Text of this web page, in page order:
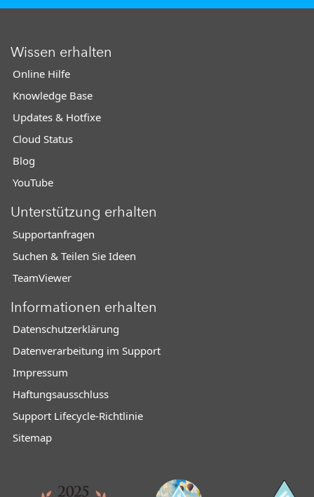
Wissen erhalten
Online Hilfe
Knowledge Base
Updates & Hotfixe
Cloud Status
Blog
YouTube
Unterstützung erhalten
Supportanfragen
Suchen & Teilen Sie Ideen
TeamViewer
Informationen erhalten
Datenschutzerklärung
Datenverarbeitung im Support
Impressum
Haftungsausschluss
Support Lifecycle-Richtlinie
Sitemap